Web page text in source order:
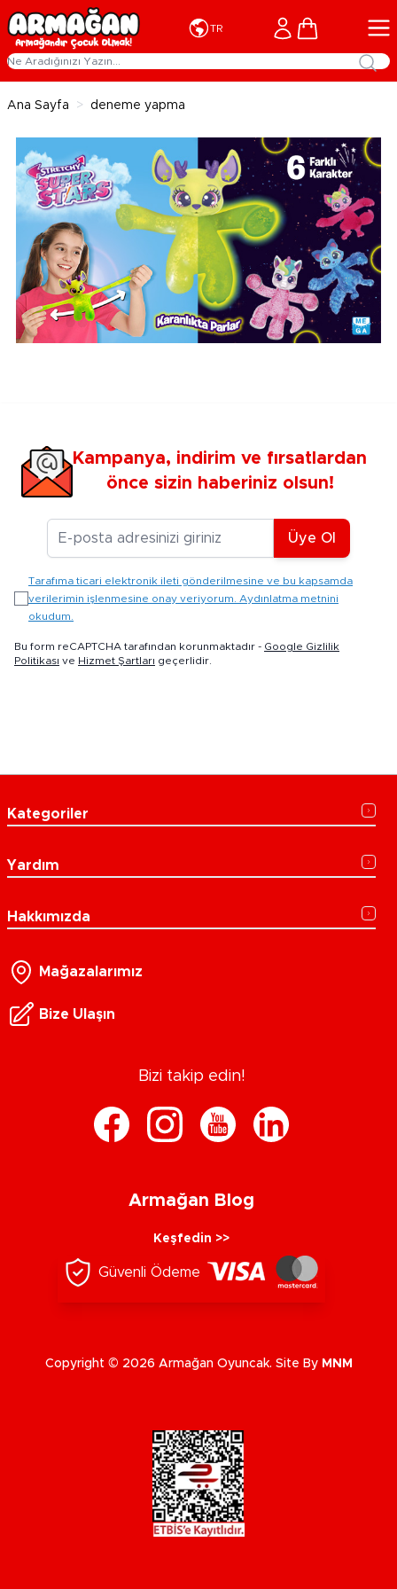
İçeriğe geç
TR Cart
Ana Sayfa > deneme yapma
Kampanya, indirim ve fırsatlardan
önce sizin haberiniz olsun!
E-posta Adresiniz
Üye Ol
Tarafıma ticari elektronik ileti gönderilmesine ve bu kapsamda
verilerimin işlenmesine onay veriyorum. Aydınlatma metnini
okudum.
Bu form reCAPTCHA tarafından korunmaktadır - Google Gizlilik
Politikası ve Hizmet Şartları geçerlidir.
Kategoriler
Yardım
Hakkımızda
Mağazalarımız
Bize Ulaşın
Bizi takip edin!
Armağan Blog
Keşfedin >>
Güvenli Ödeme
Copyright © 2026 Armağan Oyuncak. Site By MNM